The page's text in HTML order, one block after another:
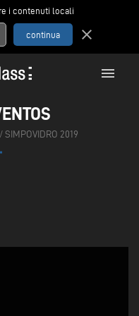
i contenuti locali
close
menu
/ SIMPOVIDRO 2019